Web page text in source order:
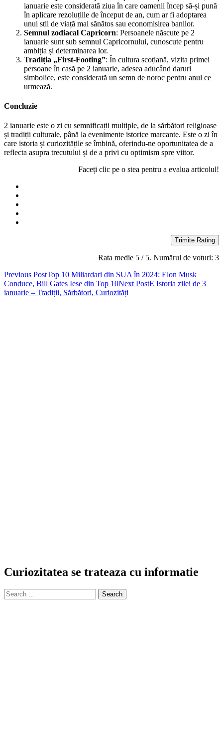
ianuarie este considerată ziua în care oamenii încep să-și pună
în aplicare rezoluțiile de început de an, cum ar fi adoptarea
unui stil de viață mai sănătos sau economisirea banilor.
Semnul zodiacal Capricorn: Persoanele născute pe 2
ianuarie sunt sub semnul Capricornului, cunoscute pentru
ambiția și determinarea lor.
Tradiția „First-Footing”: În cultura scoțiană, vizita primei
persoane în casă pe 2 ianuarie, adesea aducând daruri
simbolice, este considerată un semn de noroc pentru anul ce
urmează.
Concluzie
2 ianuarie este o zi cu semnificații multiple, de la sărbători religioase
și tradiții culturale, până la evenimente istorice marcante. Este o zi în
care istoria și curiozitățile se îmbină, oferindu-ne oportunitatea de a
reflecta asupra trecutului și de a privi cu optimism spre viitor.
Faceți clic pe o stea pentru a evalua articolul!
Trimite Rating
Rata medie 5 / 5. Numărul de voturi: 3
Post
navigation
Previous PostTop 10 Miliardari din SUA în 2024: Elon Musk
Conduce, Bill Gates Iese din Top 10Next PostE Istoria zilei de 3
ianuarie – Tradiții, Sărbători, Curiozități
Curiozitatea se trateaza cu informatie
Search
for: